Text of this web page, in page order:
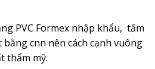
PVC Formex nhập khẩu, tấm
cnn nên cách cạnh vuông
thẩm mỹ.